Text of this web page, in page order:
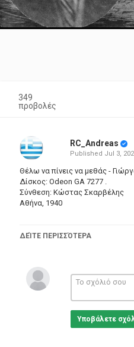
349
προβολές
RC_Andreas
Published Jul 3,
Θέλω να πίνεις να μεθάς -
Δίσκος: Odeon GA 7277 .
Σύνθεση: Κώστας Σκαρβέλης
Αθήνα, 1940
Σε γλέντια, σε τρελούς χορούς,
Θέλω να πίνεις, να μεθάς, να
κάθε λιγάκι και στιγμή να με
ΔΕΊΤΕ ΠΕΡΙΣΣΌΤΕΡΑ
Υποβάλετε